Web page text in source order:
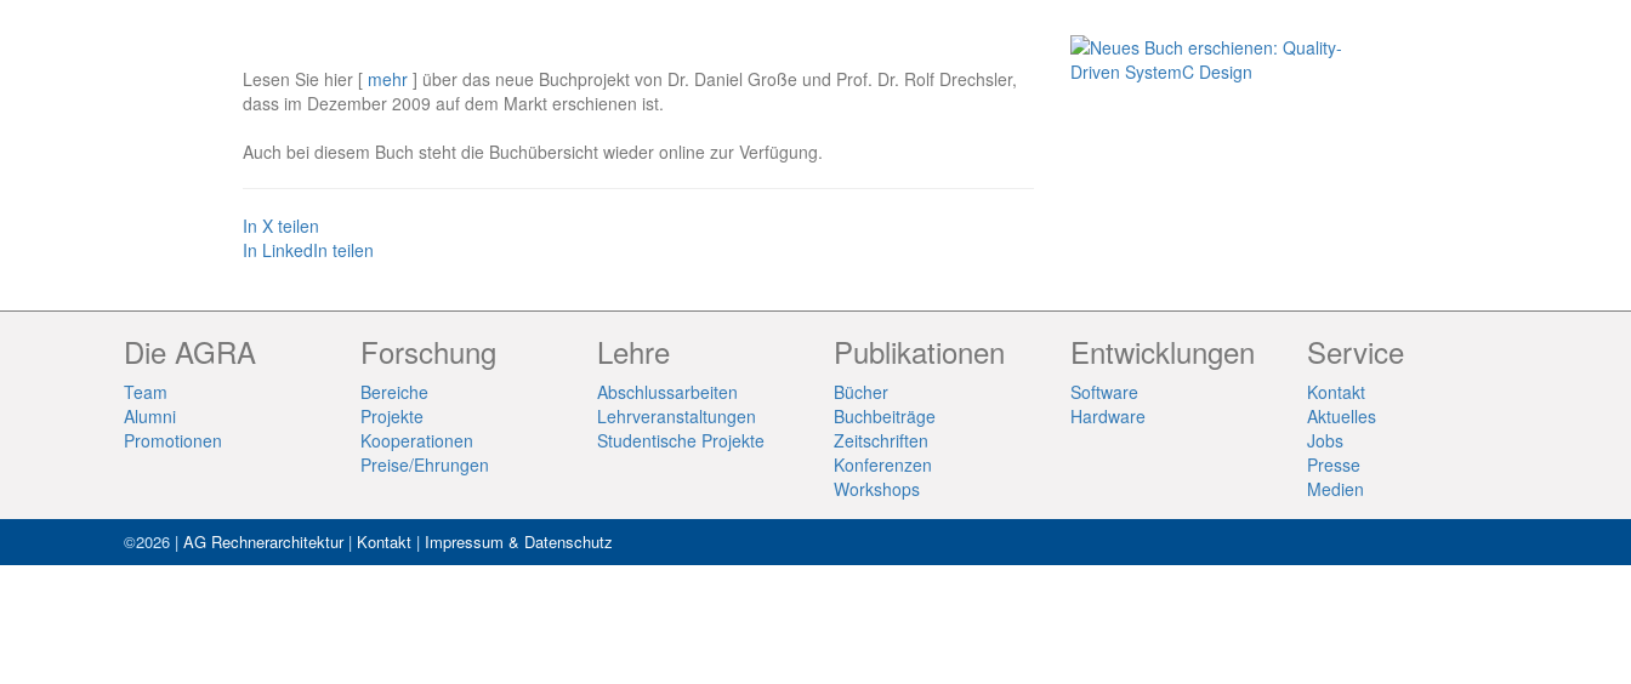
Lesen Sie hier [ mehr] über das neue Buchprojekt von Dr. Daniel Große und Prof. Dr. Rolf Drechsler,
dass im Dezember 2009 auf dem Markt erschienen ist.
Auch bei diesem Buch steht die Buchübersicht wieder online zur Verfügung.
In X teilen
In LinkedIn teilen
Die AGRA
Team
Alumni
Promotionen
Forschung
Bereiche
Projekte
Kooperationen
Preise/Ehrungen
Lehre
Abschlussarbeiten
Lehrveranstaltungen
Studentische Projekte
Publikationen
Bücher
Buchbeiträge
Zeitschriften
Konferenzen
Workshops
Entwicklungen
Software
Hardware
Service
Kontakt
Aktuelles
Jobs
Presse
Medien
©2026 | AG Rechnerarchitektur| Kontakt | Impressum & Datenschutz